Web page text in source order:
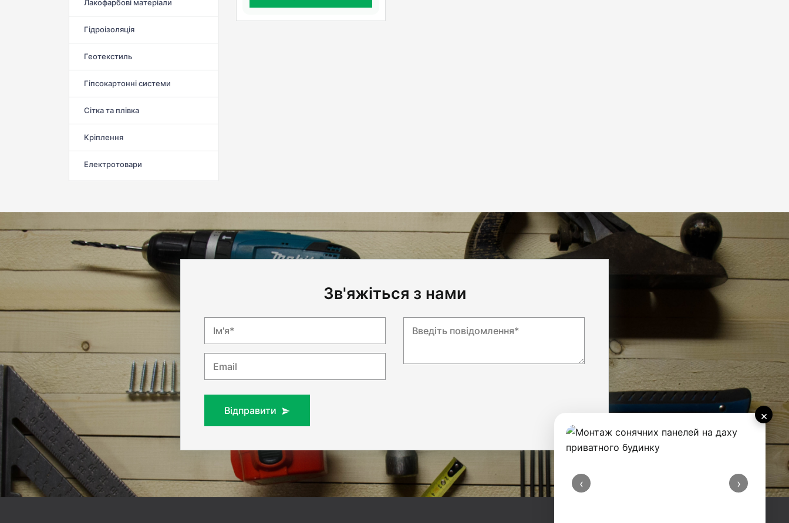
×
‹ ›
Лакофарбові матеріали
Гідроізоляція
Геотекстиль
Гіпсокартонні системи
Сітка та плівка
Кріплення
Електротовари
Зв'яжіться з нами
Ім'я*
Email
Введіть повідомлення*
Відправити